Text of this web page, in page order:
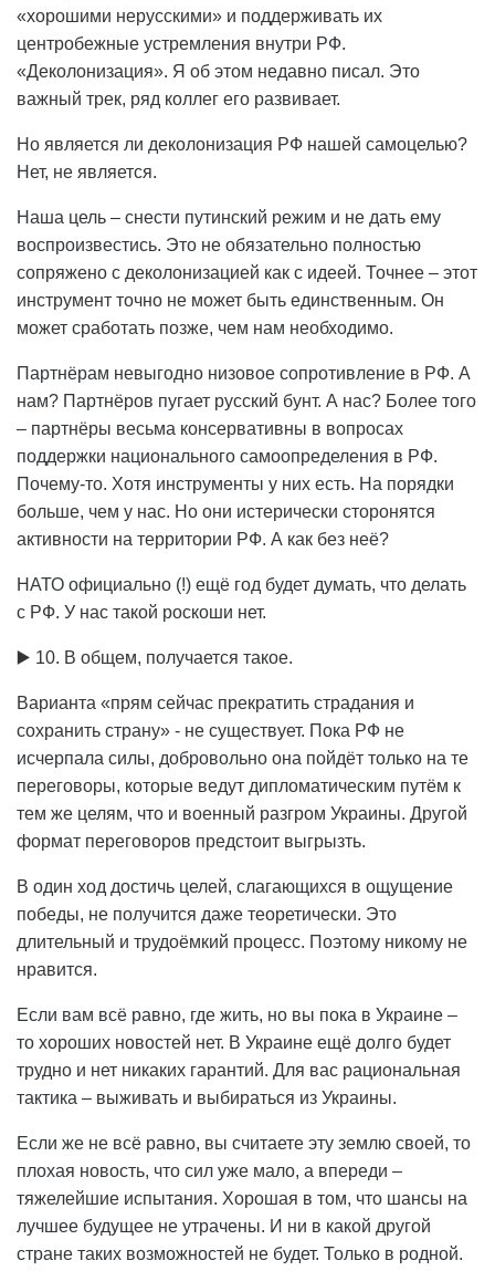
«хорошими нерусскими» и поддерживать их
центробежные устремления внутри РФ.
«Деколонизация». Я об этом недавно писал. Это
важный трек, ряд коллег его развивает.
Но является ли деколонизация РФ нашей самоцелью?
Нет, не является.
Наша цель – снести путинский режим и не дать ему
воспроизвестись. Это не обязательно полностью
сопряжено с деколонизацией как с идеей. Точнее – этот
инструмент точно не может быть единственным. Он
может сработать позже, чем нам необходимо.
Партнёрам невыгодно низовое сопротивление в РФ. А
нам? Партнёров пугает русский бунт. А нас? Более того
– партнёры весьма консервативны в вопросах
поддержки национального самоопределения в РФ.
Почему-то. Хотя инструменты у них есть. На порядки
больше, чем у нас. Но они истерически сторонятся
активности на территории РФ. А как без неё?
НАТО официально (!) ещё год будет думать, что делать
с РФ. У нас такой роскоши нет.
▶️ 10. В общем, получается такое.
Варианта «прям сейчас прекратить страдания и
сохранить страну» - не существует. Пока РФ не
исчерпала силы, добровольно она пойдёт только на те
переговоры, которые ведут дипломатическим путём к
тем же целям, что и военный разгром Украины. Другой
формат переговоров предстоит выгрызть.
В один ход достичь целей, слагающихся в ощущение
победы, не получится даже теоретически. Это
длительный и трудоёмкий процесс. Поэтому никому не
нравится.
Если вам всё равно, где жить, но вы пока в Украине –
то хороших новостей нет. В Украине ещё долго будет
трудно и нет никаких гарантий. Для вас рациональная
тактика – выживать и выбираться из Украины.
Если же не всё равно, вы считаете эту землю своей, то
плохая новость, что сил уже мало, а впереди –
тяжелейшие испытания. Хорошая в том, что шансы на
лучшее будущее не утрачены. И ни в какой другой
стране таких возможностей не будет. Только в родной.